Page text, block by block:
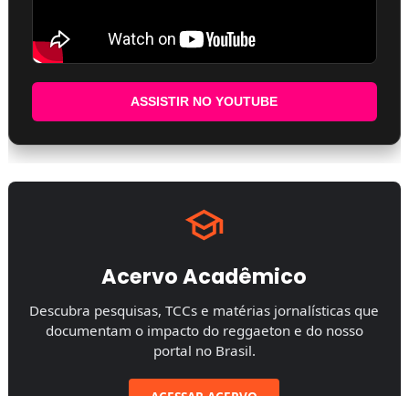
ASSISTIR NO YOUTUBE
Acervo Acadêmico
Descubra pesquisas, TCCs e matérias jornalísticas que
documentam o impacto do reggaeton e do nosso
portal no Brasil.